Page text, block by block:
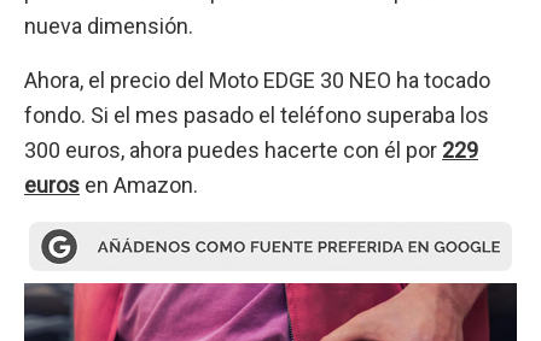
nueva dimensión.
Ahora, el precio del Moto EDGE 30 NEO ha tocado
fondo. Si el mes pasado el teléfono superaba los
300 euros, ahora puedes hacerte con él por 229
euros en Amazon.